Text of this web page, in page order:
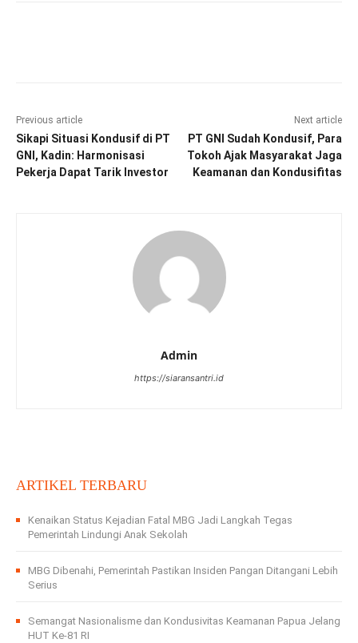
Previous article
Sikapi Situasi Kondusif di PT
GNI, Kadin: Harmonisasi
Pekerja Dapat Tarik Investor
Next article
PT GNI Sudah Kondusif, Para
Tokoh Ajak Masyarakat Jaga
Keamanan dan Kondusifitas
Admin
https://siaransantri.id
ARTIKEL TERBARU
Kenaikan Status Kejadian Fatal MBG Jadi Langkah Tegas
Pemerintah Lindungi Anak Sekolah
MBG Dibenahi, Pemerintah Pastikan Insiden Pangan Ditangani Lebih
Serius
Semangat Nasionalisme dan Kondusivitas Keamanan Papua Jelang
HUT Ke-81 RI